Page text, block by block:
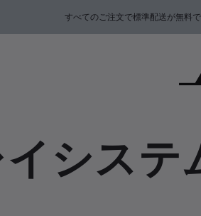
すべてのご注文で標準配送が無料
システ